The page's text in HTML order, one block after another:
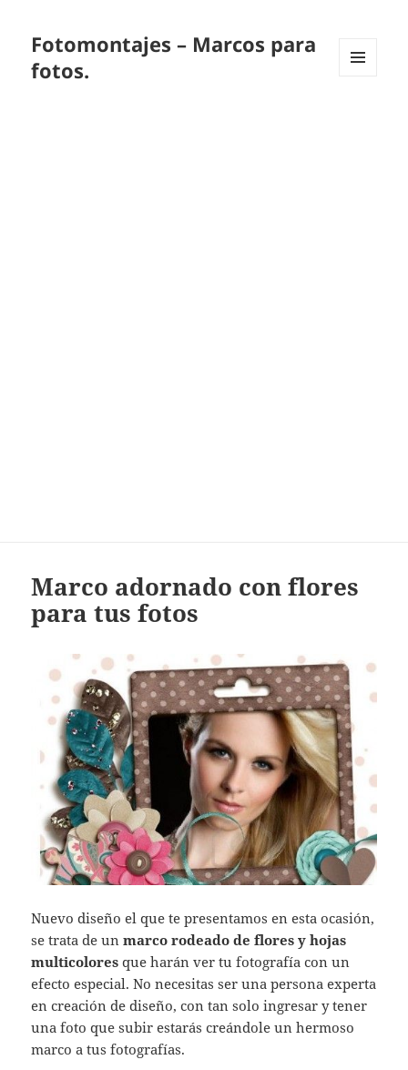
Fotomontajes – Marcos para
fotos.
Marco adornado con flores
para tus fotos
Nuevo diseño el que te presentamos en esta ocasión,
se trata de unmarco rodeado de flores y hojas
multicolores que harán ver tu fotografía con un
efecto especial. No necesitas ser una persona experta
en creación de diseño, con tan solo ingresar y tener
una foto que subir estarás creándole un hermoso
marco a tus fotografías.